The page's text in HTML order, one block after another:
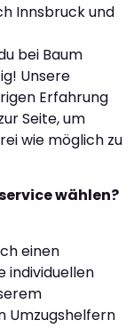
Innsbruck und
bei Baum
Unsere
Erfahrung
Seite, um
wie möglich zu
wählen?
einen
individuellen
Umzugshelfern